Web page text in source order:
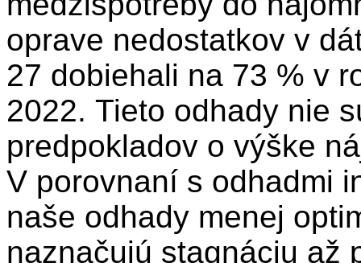
oprave nedostatkov v
27 dobiehali na 73 % v
2022. Tieto odhady nie
predpokladov o výške
V porovnaní s odhadmi
naše odhady menej
naznačujú stagnáciu až